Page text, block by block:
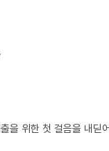
을 위한 첫 걸음을 내딛